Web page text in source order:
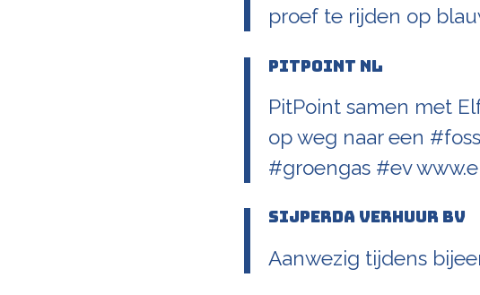
proef te rijden op
PitPoint NL
PitPoint samen met
op weg naar een
#groengas #ev
Sijperda Verhuur BV
Aanwezig tijdens